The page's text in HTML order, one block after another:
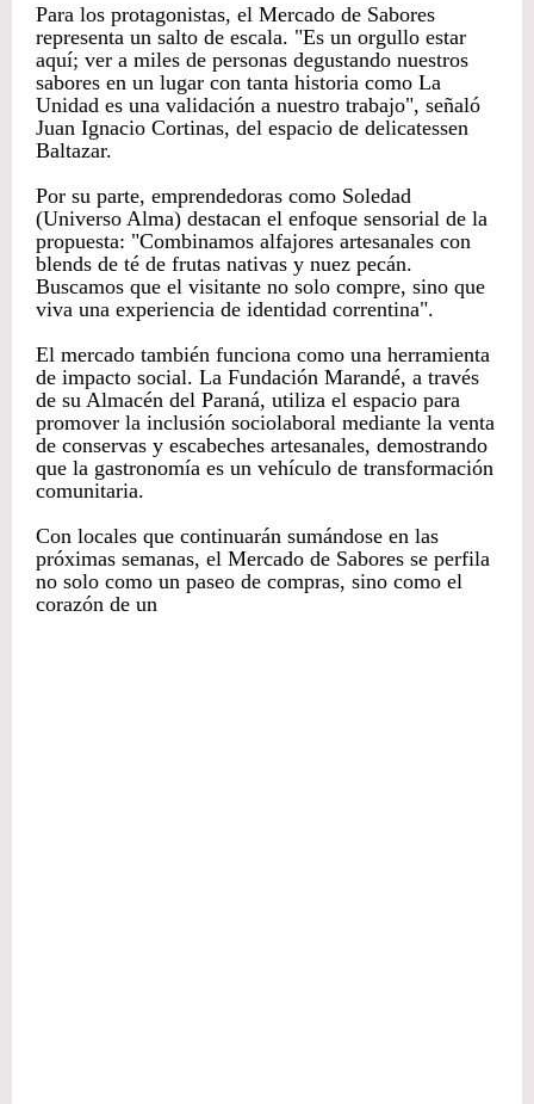
Para los protagonistas, el Mercado de Sabores
representa un salto de escala. "Es un orgullo estar
aquí; ver a miles de personas degustando nuestros
sabores en un lugar con tanta historia como La
Unidad es una validación a nuestro trabajo", señaló
Juan Ignacio Cortinas, del espacio de delicatessen
Baltazar.
Por su parte, emprendedoras como Soledad
(Universo Alma) destacan el enfoque sensorial de la
propuesta: "Combinamos alfajores artesanales con
blends de té de frutas nativas y nuez pecán.
Buscamos que el visitante no solo compre, sino que
viva una experiencia de identidad correntina".
El mercado también funciona como una herramienta
de impacto social. La Fundación Marandé, a través
de su Almacén del Paraná, utiliza el espacio para
promover la inclusión sociolaboral mediante la venta
de conservas y escabeches artesanales, demostrando
que la gastronomía es un vehículo de transformación
comunitaria.
Con locales que continuarán sumándose en las
próximas semanas, el Mercado de Sabores se perfila
no solo como un paseo de compras, sino como el
corazón de un